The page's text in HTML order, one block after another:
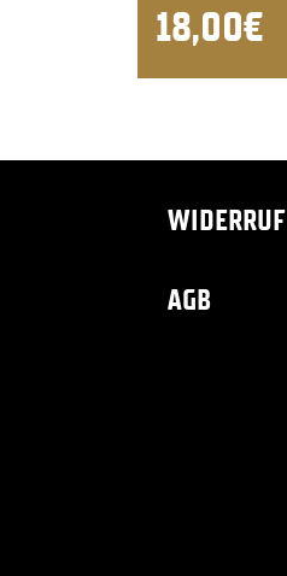
18,00€
WIDERRUF
AGB